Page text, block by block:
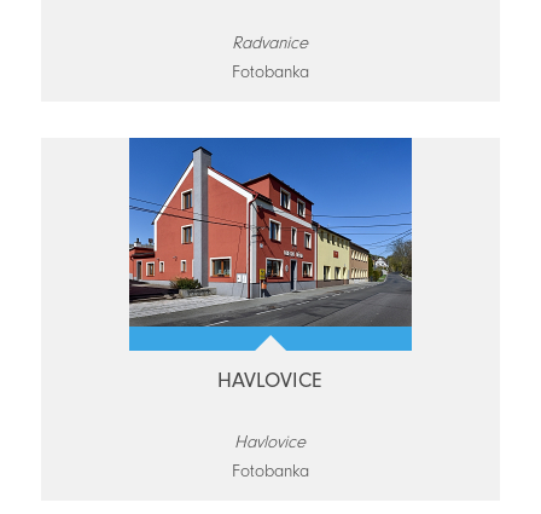
Radvanice
Fotobanka
HAVLOVICE
Havlovice
Fotobanka